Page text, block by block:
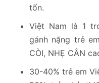
tốn.
Việt Nam là 1
gánh nặng trẻ
CÒI, NHẸ CÂN
30-40% trẻ em